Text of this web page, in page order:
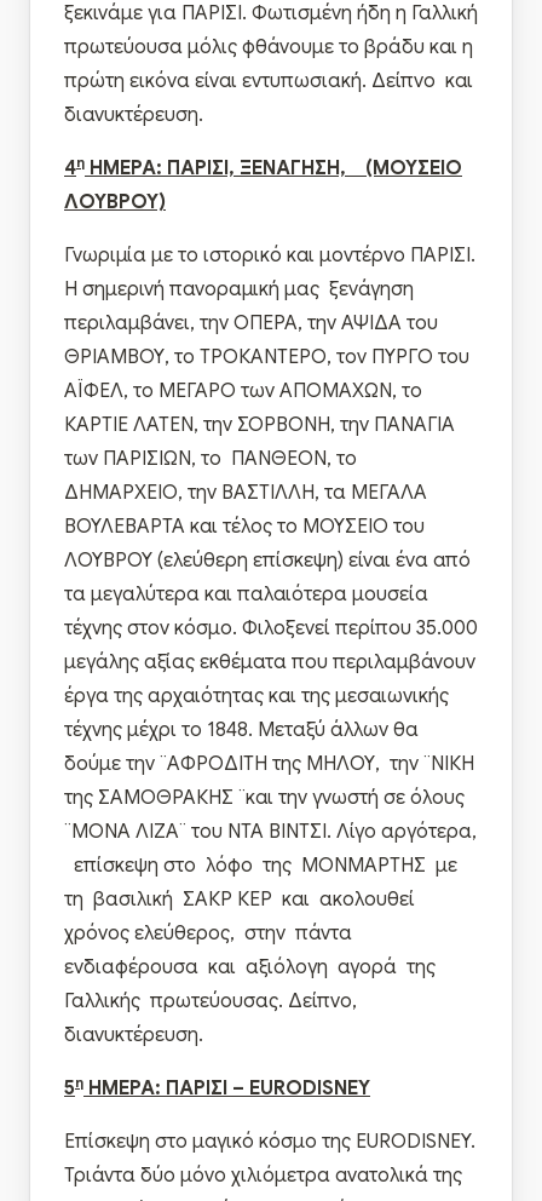
ξεκινάμε για ΠΑΡΙΣΙ. Φωτισμένη ήδη η Γαλλική
πρωτεύουσα μόλις φθάνουμε το βράδυ και η
πρώτη εικόνα είναι εντυπωσιακή. Δείπνο και
διανυκτέρευση.
4η ΗΜΕΡΑ: ΠΑΡΙΣΙ, ΞΕΝΑΓΗΣΗ, (ΜΟΥΣΕΙΟ
ΛΟΥΒΡΟΥ)
Γνωριμία με το ιστορικό και μοντέρνο ΠΑΡΙΣΙ.
Η σημερινή πανοραμική μας ξενάγηση
περιλαμβάνει, την ΟΠΕΡΑ, την ΑΨΙΔΑ του
ΘΡΙΑΜΒΟΥ, το ΤΡΟΚΑΝΤΕΡΟ, τον ΠΥΡΓΟ του
ΑΪΦΕΛ, το ΜΕΓΑΡΟ των ΑΠΟΜΑΧΩΝ, το
ΚΑΡΤΙΕ ΛΑΤΕΝ, την ΣΟΡΒΟΝΗ, την ΠΑΝΑΓΙΑ
των ΠΑΡΙΣΙΩΝ, το ΠΑΝΘΕΟΝ, το
ΔΗΜΑΡΧΕΙΟ, την ΒΑΣΤΙΛΛΗ, τα ΜΕΓΑΛΑ
ΒΟΥΛΕΒΑΡΤΑ και τέλος το ΜΟΥΣΕΙΟ του
ΛΟΥΒΡΟΥ (ελεύθερη επίσκεψη) είναι ένα από
τα μεγαλύτερα και παλαιότερα μουσεία
τέχνης στον κόσμο. Φιλοξενεί περίπου 35.000
μεγάλης αξίας εκθέματα που περιλαμβάνουν
έργα της αρχαιότητας και της μεσαιωνικής
τέχνης μέχρι το 1848. Μεταξύ άλλων θα
δούμε την ¨ΑΦΡΟΔΙΤΗ της ΜΗΛΟΥ, την ¨ΝΙΚΗ
της ΣΑΜΟΘΡΑΚΗΣ ¨και την γνωστή σε όλους
¨ΜΟΝΑ ΛΙΖΑ¨ του ΝΤΑ ΒΙΝΤΣΙ. Λίγο αργότερα,
επίσκεψη στο λόφο της ΜΟΝΜΑΡΤΗΣ με
τη βασιλική ΣΑΚΡ ΚΕΡ και ακολουθεί
χρόνος ελεύθερος, στην πάντα
ενδιαφέρουσα και αξιόλογη αγορά της
Γαλλικής πρωτεύουσας. Δείπνο,
διανυκτέρευση.
5η ΗΜΕΡΑ: ΠΑΡΙΣΙ – EURODISNEY
Επίσκεψη στο μαγικό κόσμο της EURODISNEY.
Τριάντα δύο μόνο χιλιόμετρα ανατολικά της